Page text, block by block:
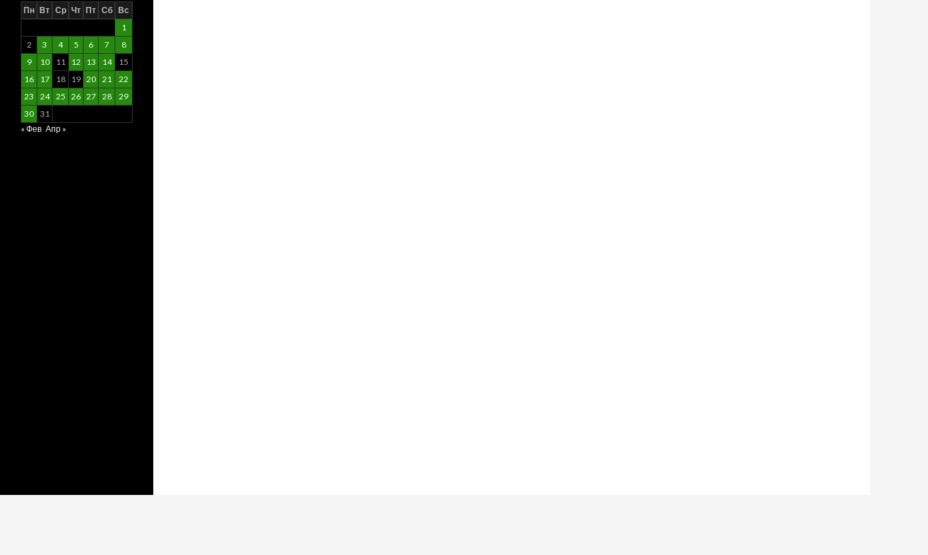
Пн Вт Ср Чт Пт Сб Вс
1
2
3 4 5 6 7
8
9
10 11 12 13 14
15
16
17 18 19 20 21
22
23
24 25 26 27 28
29
30 31
« Фев Апр »